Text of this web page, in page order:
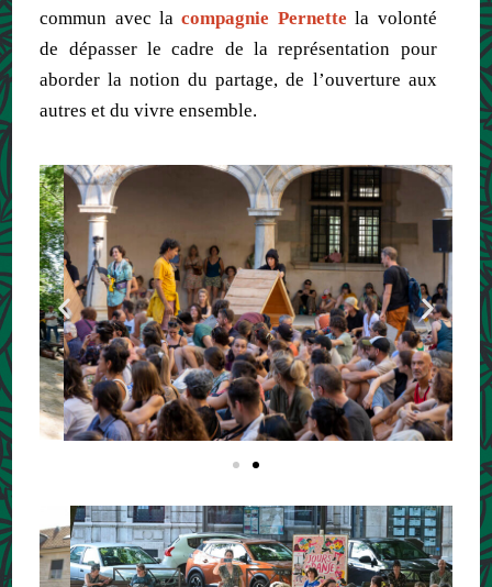
commun avec lacompagnie Pernettela volonté
de dépasser le cadre de la représentation pour
aborder la notion du partage, de l’ouverture aux
autres et du vivre ensemble.